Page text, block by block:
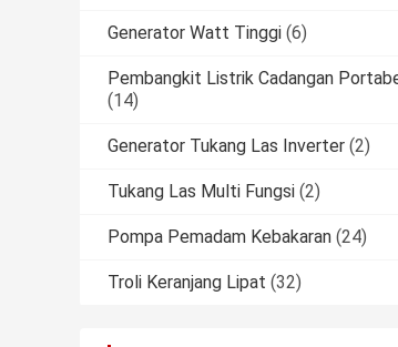
Generator Watt Tinggi (6)
Pembangkit Listrik Cadangan
(14)
Generator Tukang Las Inverter (2)
Tukang Las Multi Fungsi (2)
Pompa Pemadam Kebakaran (24)
Troli Keranjang Lipat (32)